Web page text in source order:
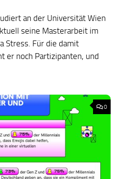
an der Universität Wien
seine Masterarbeit im
Stress. Für die damit
er noch Partizipanten, und
0